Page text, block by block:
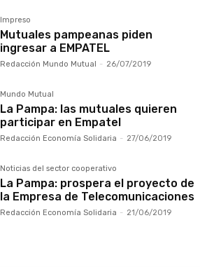
Impreso
Mutuales pampeanas piden
ingresar a EMPATEL
Redacción Mundo Mutual - 26/07/2019
Mundo Mutual
La Pampa: las mutuales quieren
participar en Empatel
Redacción Economía Solidaria - 27/06/2019
Noticias del sector cooperativo
La Pampa: prospera el proyecto de
la Empresa de Telecomunicaciones
Redacción Economía Solidaria - 21/06/2019